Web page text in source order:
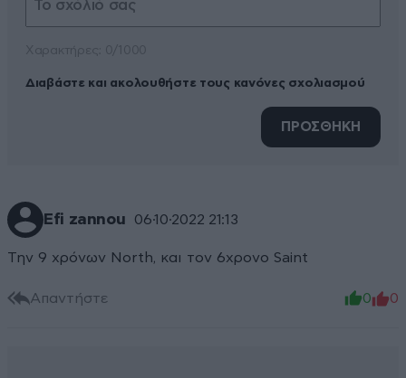
Διαβάστε και ακολουθήστε τους κανόνες σχολιασμού
ΠΡΟΣΘΗΚΗ
Efi zannou 06·10·2022 21:13
Την 9 χρόνων North, και τον 6χρονο Saint
Απαντήστε 0 0